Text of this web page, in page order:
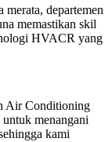
departemen
memastikan skil
HVACR yang
Air Conditioning
menangani
kami